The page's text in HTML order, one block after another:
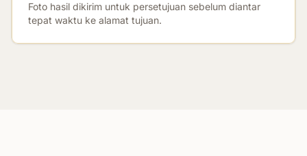
Foto hasil dikirim untuk persetujuan sebelum diantar
tepat waktu ke alamat tujuan.